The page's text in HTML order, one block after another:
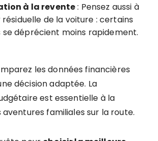
à la revente: Pensez aussi à
de la voiture : certains
se déprécient moins rapidement.
les données financières
décision adaptée. La
est essentielle à la
aventures familiales sur la route.